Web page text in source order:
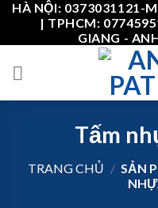
Skip
content
HÀ NỘI: 0373031121-
| TPHCM:
GIANG -
Tấm
TRANG CHỦ / SẢN